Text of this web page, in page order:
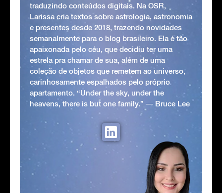
traduzindo conteúdos digitais. Na OSR,
Larissa cria textos sobre astrologia, astronomia
e presentes desde 2018, trazendo novidades
semanalmente para o blog brasileiro. Ela é tão
apaixonada pelo céu, que decidiu ter uma
estrela pra chamar de sua, além de uma
coleção de objetos que remetem ao universo,
carinhosamente espalhados pelo próprio
apartamento. “Under the sky, under the
heavens, there is but one family.” ― Bruce Lee